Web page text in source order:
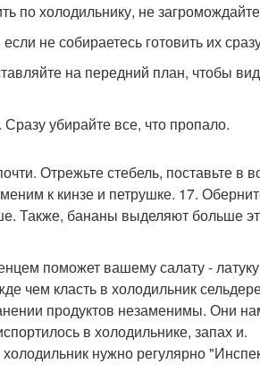
по холодильнику, не
не собираетесь готовить их
на передний план, чтобы
убирайте все, что пропало.
Отрежьте стебель, поставьте в
к кинзе и петрушке. 17.
Также, бананы выделяют больше
поможет вашему салату -
чем класть в холодильник
продуктов незаменимы. Они
в холодильнике, запах и.
холодильник нужно регулярно